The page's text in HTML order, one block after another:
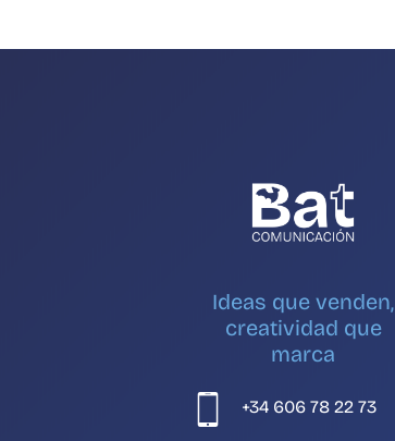
Ideas que venden,
creatividad que
marca
+34 606 78 22 73